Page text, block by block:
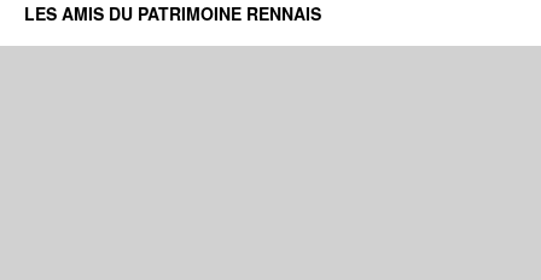
LES AMIS DU PATRIMOINE RENNAIS